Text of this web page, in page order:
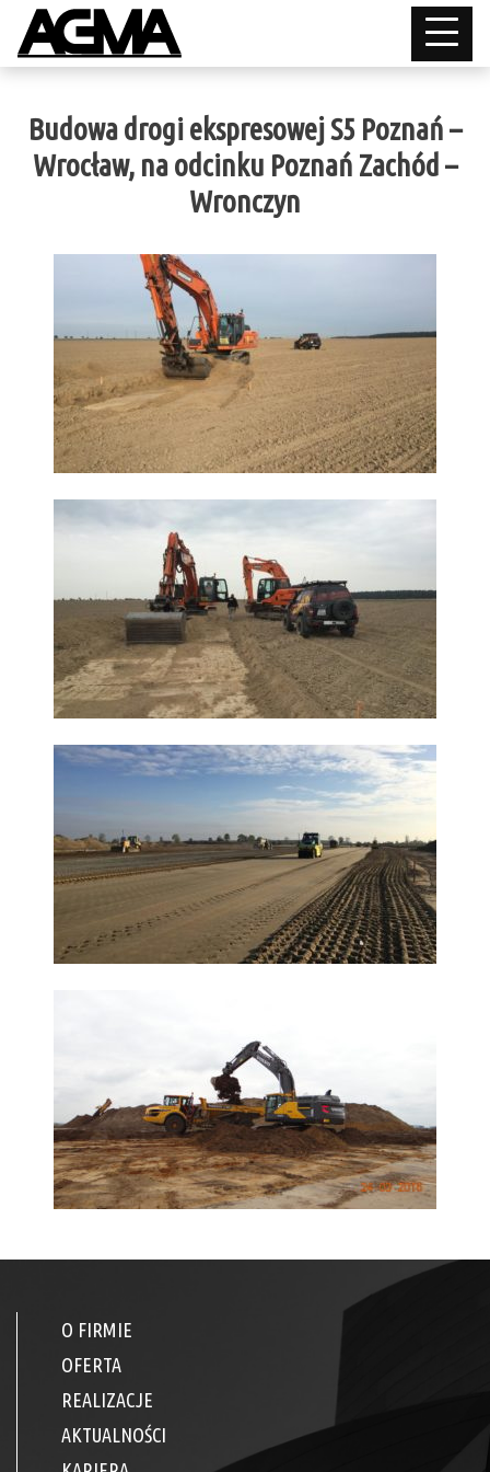
Budowa drogi ekspresowej S5 Poznań –
Wrocław, na odcinku Poznań Zachód –
Wronczyn
O FIRMIE
OFERTA
REALIZACJE
AKTUALNOŚCI